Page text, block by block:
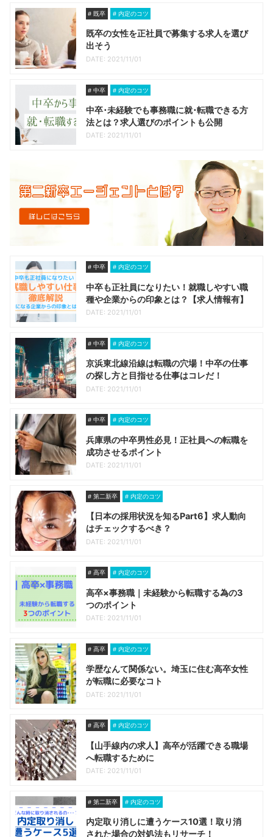
既卒 内定のコツ
既卒の女性を正社員で募集する求人を選び
出そう
DATE: 2021/11/01
中卒 内定のコツ
中卒･未経験でも事務職に就･転職できる方
法とは？求人選びのポイントも公開
DATE: 2021/11/01
中卒 内定のコツ
中卒も正社員になりたい！就職しやすい職
種や企業からの印象とは？【求人情報有】
DATE: 2021/11/01
中卒 内定のコツ
京浜東北線沿線は転職の穴場！中卒の仕事
の探し方と目指せる仕事はコレだ！
DATE: 2021/11/01
中卒 内定のコツ
兵庫県の中卒男性必見！正社員への転職を
成功させるポイント
DATE: 2021/11/01
第二新卒 内定のコツ
【日本の採用状況を知るPart6】求人動向
はチェックするべき？
DATE: 2021/11/01
高卒 内定のコツ
高卒×事務職｜未経験から転職する為の3
つのポイント
DATE: 2021/11/01
高卒 内定のコツ
学歴なんて関係ない。埼玉に住む高卒女性
が転職に必要なコト
DATE: 2021/11/01
高卒 内定のコツ
【山手線内の求人】高卒が活躍できる職場
へ転職するために
DATE: 2021/11/01
第二新卒 内定のコツ
内定取り消しに遭うケース10選！取り消
された場合の対処法もリサーチ！